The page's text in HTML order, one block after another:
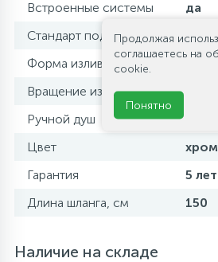
Встроенные системы
да
Стандарт подводки
1/2
Форма излива
Вращение излива
Ручной душ
Цвет
хром
Гарантия
5 лет
Длина шланга, см
150
Наличие на складе
Продолжая
соглашаетесь на
cookie.
Понятно